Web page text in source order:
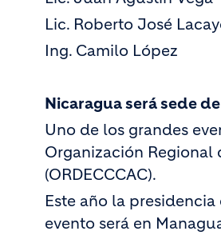
Lic. Roberto José
Ing. Camilo
Nicaragua será sede
Uno de los grandes
Organización Regional
(ORDECCCAC).
Este año la
evento será en